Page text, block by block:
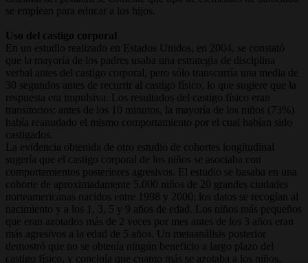
se emplean para educar a los hijos.
Uso del castigo corporal
En un estudio realizado en Estados Unidos, en 2004, se constató
que la mayoría de los padres usaba una estrategia de disciplina
verbal antes del castigo corporal, pero sólo transcurría una media de
30 segundos antes de recurrir al castigo físico, lo que sugiere que la
respuesta era impulsiva. Los resultados del castigo físico eran
transitorios: antes de los 10 minutos, la mayoría de los niños (73%)
había reanudado el mismo comportamiento por el cual habían sido
castigados.
La evidencia obtenida de otro estudio de cohortes longitudinal
sugería que el castigo corporal de los niños se asociaba con
comportamientos posteriores agresivos. El estudio se basaba en una
cohorte de aproximadamente 5.000 niños de 20 grandes ciudades
norteamericanas nacidos entre 1998 y 2000; los datos se recogían al
nacimiento y a los 1, 3, 5 y 9 años de edad. Los niños más pequeños
que eran azotados más de 2 veces por mes antes de los 3 años eran
más agresivos a la edad de 5 años. Un metaanálisis posterior
demostró que no se obtenía ningún beneficio a largo plazo del
castigo físico, y concluía que cuanto más se azotaba a los niños,